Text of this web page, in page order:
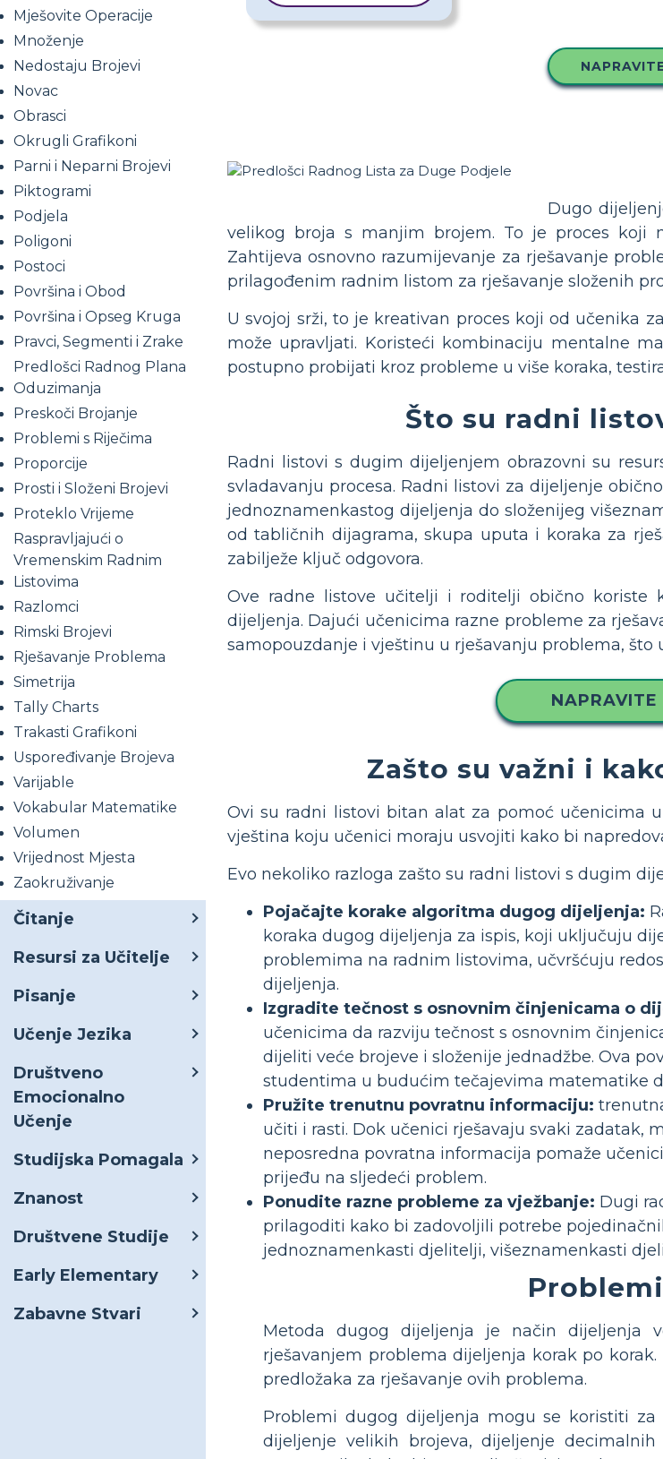
Mješovite Operacije
Množenje
Nedostaju Brojevi
Novac
Obrasci
Okrugli Grafikoni
Parni i Neparni Brojevi
Piktogrami
Podjela
Poligoni
Postoci
Površina i Obod
Površina i Opseg Kruga
Pravci, Segmenti i Zrake
Predlošci Radnog Plana
Oduzimanja
Preskoči Brojanje
Problemi s Riječima
Proporcije
Prosti i Složeni Brojevi
Proteklo Vrijeme
Raspravljajući o
Vremenskim Radnim
Listovima
Razlomci
Rimski Brojevi
Rješavanje Problema
Simetrija
Tally Charts
Trakasti Grafikoni
Uspoređivanje Brojeva
Varijable
Vokabular Matematike
Volumen
Vrijednost Mjesta
Zaokruživanje
Čitanje
Resursi za Učitelje
Pisanje
Učenje Jezika
Društveno
Emocionalno
Učenje
Studijska Pomagala
Znanost
Društvene Studije
Early Elementary
Zabavne Stvari
Dugo
velikog broja s manjim brojem. To je proces koji
Zahtijeva osnovno razumijevanje za rješavanje
prilagođenim radnim listom za rješavanje složenih
U svojoj srži, to je kreativan proces koji od učenika
može upravljati. Koristeći kombinaciju mentalne
postupno probijati kroz probleme u više koraka,
Što su radni
Radni listovi s dugim dijeljenjem obrazovni su
svladavanju procesa. Radni listovi za dijeljenje
jednoznamenkastog dijeljenja do složenijeg
od tabličnih dijagrama, skupa uputa i koraka za
zabilježe ključ odgovora.
Ove radne listove učitelji i roditelji obično
dijeljenja. Dajući učenicima razne probleme za
samopouzdanje i vještinu u rješavanju problema,
Zašto su važni i
Ovi su radni listovi bitan alat za pomoć učenicima
vještina koju učenici moraju usvojiti kako bi
Evo nekoliko razloga zašto su radni listovi s dugim
Pojačajte korake algoritma dugog dijeljenja:
koraka dugog dijeljenja za ispis, koji uključuju
problemima na radnim listovima, učvršćuju
dijeljenja.
Izgradite tečnost s osnovnim činjenicama o
učenicima da razviju tečnost s osnovnim
dijeliti veće brojeve i složenije jednadžbe. Ova
studentima u budućim tečajevima matematike
Pružite trenutnu povratnu informaciju:
učiti i rasti. Dok učenici rješavaju svaki zadatak,
neposredna povratna informacija pomaže
prijeđu na sljedeći problem.
Ponudite razne probleme za vježbanje: Dugi
prilagoditi kako bi zadovoljili potrebe
jednoznamenkasti djelitelji, višeznamenkasti
Metoda dugog dijeljenja je način dijeljenja
rješavanjem problema dijeljenja korak po
predložaka za rješavanje ovih problema.
Problemi dugog dijeljenja mogu se koristiti
dijeljenje velikih brojeva, dijeljenje